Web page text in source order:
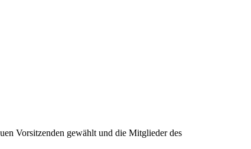
Vorsitzenden gewählt und die Mitglieder des